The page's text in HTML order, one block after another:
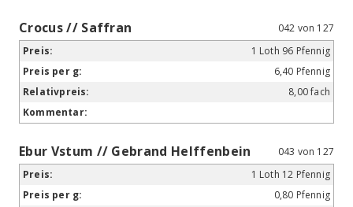
Crocus // Saffran
042 von 127
1 Loth 96 Pfennig
6,40 Pfennig
8,00 fach
Ebur Vstum // Gebrand Helffenbein
043 von 127
1 Loth 12 Pfennig
0,80 Pfennig